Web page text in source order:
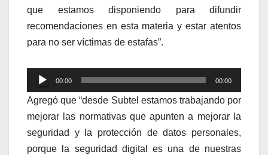
que estamos disponiendo para difundir
recomendaciones en esta materia y estar atentos
para no ser víctimas de estafas”.
Reproductor
de
audio
00:00 00:00
Agregó que “desde Subtel estamos trabajando por
mejorar las normativas que apunten a mejorar la
seguridad y la protección de datos personales,
porque la seguridad digital es una de nuestras